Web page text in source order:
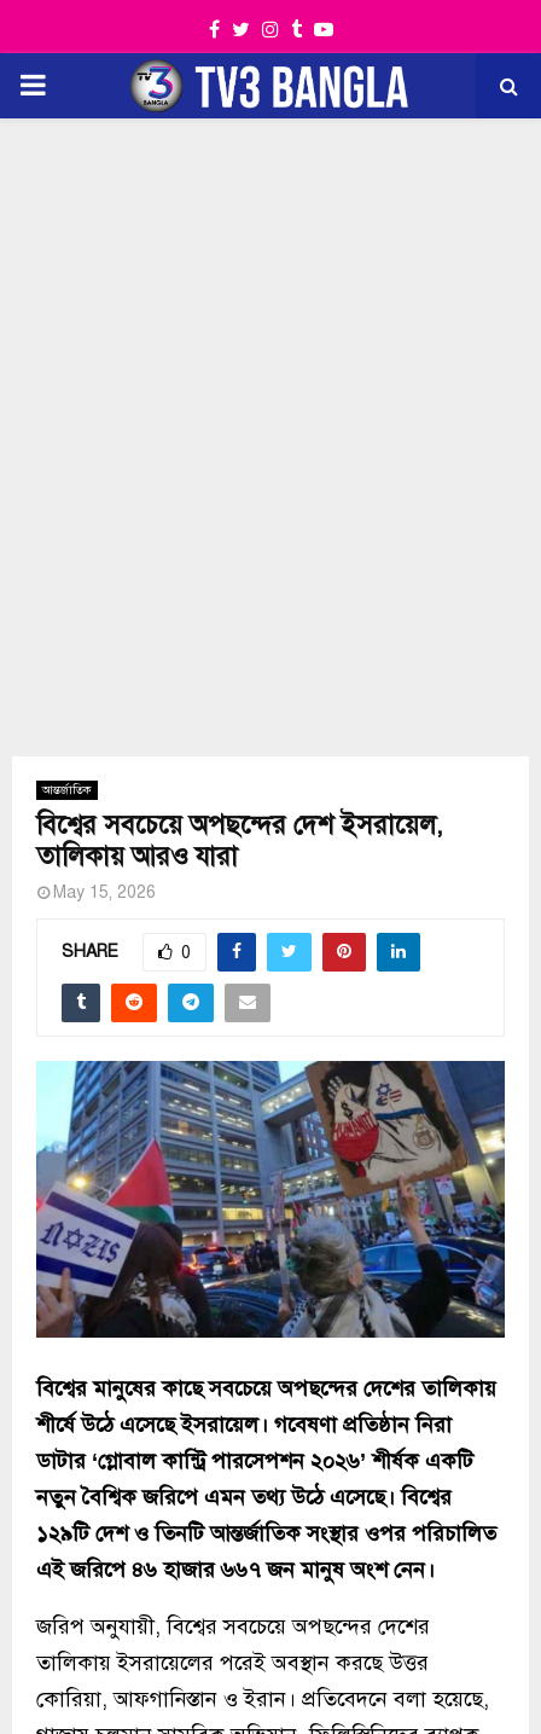
Facebook
TwitterInstagram
TumblrYoutube
PRIMARY
আন্তর্জাতিক
বিশ্বের সবচেয়ে অপছন্দের দেশ ইসরায়েল,
তালিকায় আরও যারা
May 15, 2026
SHARE 0
বিশ্বের মানুষের কাছে সবচেয়ে অপছন্দের দেশের তালিকায়
শীর্ষে উঠে এসেছে ইসরায়েল। গবেষণা প্রতিষ্ঠান নিরা
ডাটার ‘গ্লোবাল কান্ট্রি পারসেপশন ২০২৬’ শীর্ষক একটি
নতুন বৈশ্বিক জরিপে এমন তথ্য উঠে এসেছে। বিশ্বের
১২৯টি দেশ ও তিনটি আন্তর্জাতিক সংস্থার ওপর পরিচালিত
এই জরিপে ৪৬ হাজার ৬৬৭ জন মানুষ অংশ নেন।
জরিপ অনুযায়ী, বিশ্বের সবচেয়ে অপছন্দের দেশের
তালিকায় ইসরায়েলের পরেই অবস্থান করছে উত্তর
কোরিয়া, আফগানিস্তান ও ইরান। প্রতিবেদনে বলা হয়েছে,